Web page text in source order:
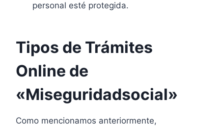
personal esté protegida.
Tipos de Trámites
Online de
«Miseguridadsocial»
Como mencionamos anteriormente,